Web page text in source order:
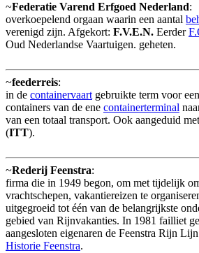
~Federatie Varend Erfgoed Nederland:
overkoepelend orgaan waarin een aantal
verenigd zijn. Afgekort: F.V.E.N. Eerder
Oud Nederlandse Vaartuigen. geheten.
~feederreis:
in de containervaartgebruikte term voor
containers van de ene containerterminal
van een totaal transport. Ook aangeduid
(ITT).
~Rederij Feenstra:
firma die in 1949 begon, om met tijdelijk
vrachtschepen, vakantiereizen te
uitgegroeid tot één van de belangrijkste
gebied van Rijnvakanties. In 1981 failliet
aangesloten eigenaren de Feenstra Rijn
Historie Feenstra.